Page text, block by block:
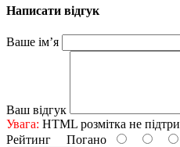
Написати відгук
Ваше ім’я
Ваш відгук
Увага: HTML розмітка не
Рейтинг Погано